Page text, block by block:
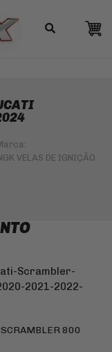
VELAS DE IGNIÇÃO
800